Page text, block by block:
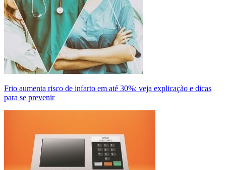
Frio aumenta risco de infarto em até 30%: veja explicação e dicas
para se prevenir